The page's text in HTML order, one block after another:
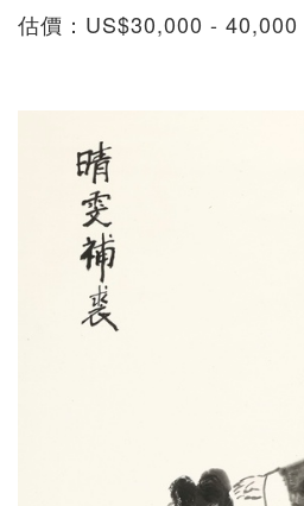
估價：US$30,000 - 40,000